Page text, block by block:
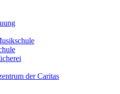
der Caritas